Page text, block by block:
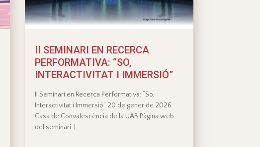
II SEMINARI EN RECERCA
PERFORMATIVA: “SO,
INTERACTIVITAT I IMMERSIÓ”
II Seminari en Recerca Performativa: “So,
Interactivitat i Immersió” 20 de gener de 2026
Casa de Convalescència de la UAB Pàgina web
del seminari |…